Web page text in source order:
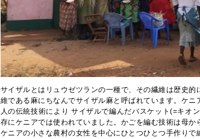
サイザルとはリュウゼツランの一種で、その繊維は歴史的
維である麻にちなんでサイザル麻と呼ばれています。ケニ
人の伝統技術により サイザルで編んだバスケット(=キオ
存にケニアでは使われていました。かごを編む技術は母か
ケニアの小さな農村の女性を中心にひとつひとつ手作りで